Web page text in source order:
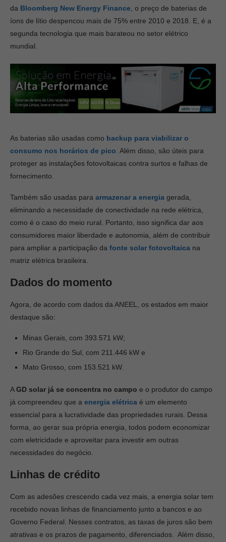
da Bloomberg New Energy Finance , o preço de baterias de
íons de lítio despencou mais de 75% entre 2010 e 2018. E, é a
segunda tecnologia que mais barateou no setor elétrico
mundial.
As baterias são usadas como backup para viabilizar o
consumo nos horários de pico . Além disso, são úteis para
proteger as instalações fotovoltaicas contra surtos e falhas de
fornecimento.
Também são usadas para armazenar a energia gerada,
eliminando a necessidade de conectividade na rede elétrica,
como é o caso do meio rural. Portanto, isso significa dar aos
consumidores maior liberdade e autonomia, além de contribuir
para ampliar a participação da fonte solar fotovoltaica na
matriz elétrica brasileira.
Dados do momento
Agora, de acordo com dados da ANEEL, os estados em maior
destaque são:
Minas Gerais, com 393.571 kW;
Rio Grande do Sul, com 211.446 kW e
Mato Grosso, com 153.521 kW.
AGD solar já se concentra no campo e o produtor do campo
já compreendeu que a energia elétrica é um elemento
essencial para a lucratividade das propriedades rurais. Dessa
forma, ao gerar sua própria energia, todos podem economizar
com eletricidade e aproveitar para investir em outras
necessidades do negócio.
Linhas de crédito
Com as adesões crescendo cada vez mais, a energia solar tem
recebido novas linhas de financiamento junto a bancos e ao
Governo Federal. Nesses contratos, as taxas de juros são bem
atrativas e os prazos de pagamento, diferenciados. Além disso,